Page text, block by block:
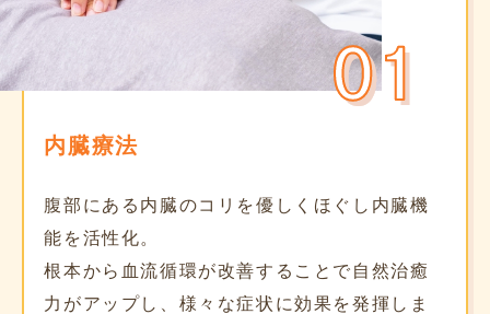
内臓療法
腹部にある内臓のコリを優しくほぐし内臓機
能を活性化。
根本から血流循環が改善することで自然治癒
力がアップし、様々な症状に効果を発揮しま